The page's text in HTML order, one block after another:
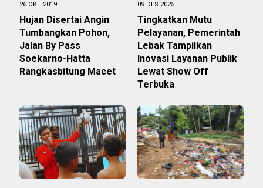
26 OKT 2019
Hujan Disertai Angin
Tumbangkan Pohon,
Jalan By Pass
Soekarno-Hatta
Rangkasbitung Macet
09 DES 2025
Tingkatkan Mutu
Pelayanan, Pemerintah
Lebak Tampilkan
Inovasi Layanan Publik
Lewat Show Off
Terbuka